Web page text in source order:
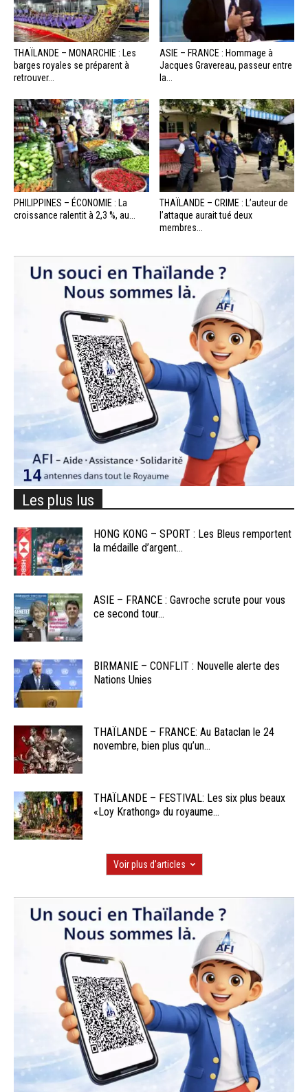
THAÏLANDE – MONARCHIE : Les
barges royales se préparent à
retrouver...
ASIE – FRANCE : Hommage à
Jacques Gravereau, passeur entre
la...
PHILIPPINES – ÉCONOMIE : La
croissance ralentit à 2,3 %, au...
THAÏLANDE – CRIME : L’auteur de
l’attaque aurait tué deux
membres...
Les plus lus
HONG KONG – SPORT : Les Bleus remportent
la médaille d’argent...
ASIE – FRANCE : Gavroche scrute pour vous
ce second tour...
BIRMANIE – CONFLIT : Nouvelle alerte des
Nations Unies
THAÏLANDE – FRANCE: Au Bataclan le 24
novembre, bien plus qu’un...
THAÏLANDE – FESTIVAL: Les six plus beaux
«Loy Krathong» du royaume...
Voir plus d'articles